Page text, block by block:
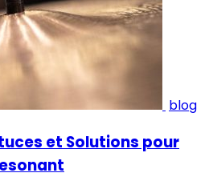
blog
et Solutions pour